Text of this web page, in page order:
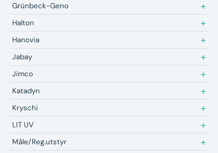
Grünbeck-Geno
Halton
Hanovia
Jabay
Jimco
Katadyn
Kryschi
LIT UV
Måle/Reg.utstyr